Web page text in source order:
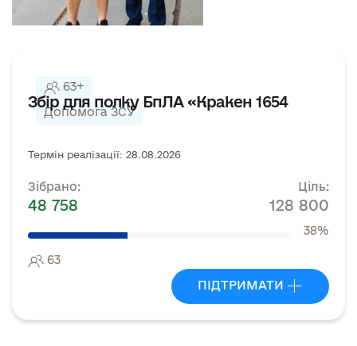
63+
Допомога ЗСУ
Збір для полку БпЛА «Кракен 1654
Термін реалізації: 28.08.2026
Зібрано:
48 758
Ціль:
128 800
38%
63
ПІДТРИМАТИ